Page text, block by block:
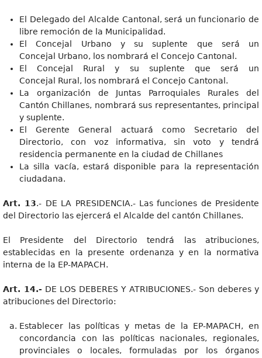
El Delegado del Alcalde Cantonal, será un funcionario de
libre remoción de la Municipalidad.
El Concejal Urbano y su suplente que será un
Concejal Urbano, los nombrará el Concejo Cantonal.
El Concejal Rural y su suplente que será un
Concejal Rural, los nombrará el Concejo Cantonal.
La organización de Juntas Parroquiales Rurales del
Cantón Chillanes, nombrará sus representantes, principal
y suplente.
El Gerente General actuará como Secretario del
Directorio, con voz informativa, sin voto y tendrá
residencia permanente en la ciudad de Chillanes
La silla vacía, estará disponible para la representación
ciudadana.
Art. 13.- DE LA PRESIDENCIA.- Las funciones de Presidente
del Directorio las ejercerá el Alcalde del cantón Chillanes.
El Presidente del Directorio tendrá las atribuciones,
establecidas en la presente ordenanza y en la normativa
interna de la EP-MAPACH.
Art. 14.- DE LOS DEBERES Y ATRIBUCIONES.- Son deberes y
atribuciones del Directorio:
Establecer las políticas y metas de la EP-MAPACH, en
concordancia con las políticas nacionales, regionales,
provinciales o locales, formuladas por los órganos